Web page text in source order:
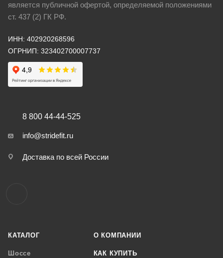
является публичной офертой, определяемой положениями
ст. 437 (2) ГК РФ.
ИНН: 402920268596
ОГРНИП: 323402700007737
КАТАЛОГ
Шоссе
О КОМПАНИИ
КАК КУПИТЬ
8 800 44-44-525
info@stridefit.ru
Доставка по всей России